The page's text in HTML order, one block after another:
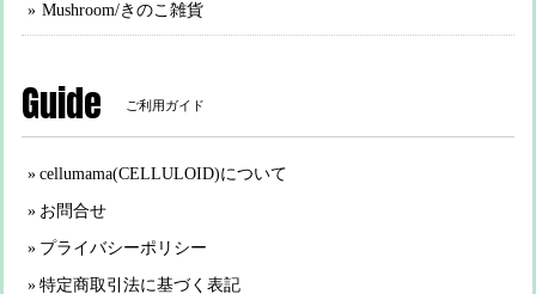
Mushroom/きのこ雑貨
Guide ご利用ガイド
cellumama(CELLULOID)について
お問合せ
プライバシーポリシー
特定商取引法に基づく表記